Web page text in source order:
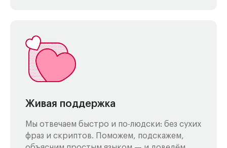
Живая поддержка
Мы отвечаем быстро и по-людски: без сухих
фраз и скриптов. Поможем, подскажем,